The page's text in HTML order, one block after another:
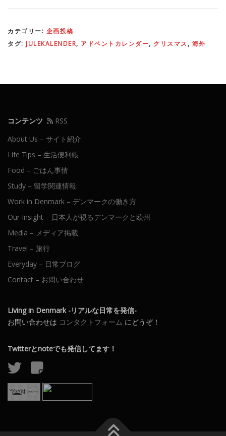
カテゴリー: 企画投稿
タグ: JULEKALENDER, アドベントカレンダー, クリスマス , 海外
コンテンツ
RSS
About Us – サイト紹介
Life Tips – 生活便利帳
Food – ごはん事情
Study – 留学関連情報
Work in Denmark – デンマークの働き方
Our Insight – 日本人が視るデンマークと欧州
Media – メディア掲載
Travel – 旅行
Everyday – 日常ブログ
Contact – お問い合わせ
Living in Denmark -リアルな日常を発信-
お問い合わせは コンタクトフォーム にどうぞ！
Twitterとnoteでも発信してます！